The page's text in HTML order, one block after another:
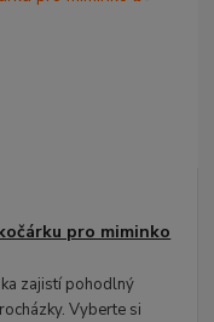
pro miminko
zajistí pohodlný
Vyberte si